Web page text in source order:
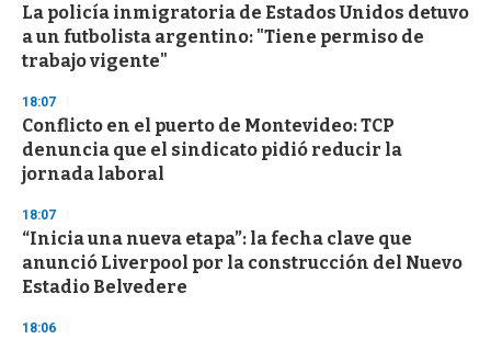
La policía inmigratoria de Estados Unidos detuvo
a un futbolista argentino: "Tiene permiso de
trabajo vigente"
18:07
Conflicto en el puerto de Montevideo: TCP
denuncia que el sindicato pidió reducir la
jornada laboral
18:07
“Inicia una nueva etapa”: la fecha clave que
anunció Liverpool por la construcción del Nuevo
Estadio Belvedere
18:06